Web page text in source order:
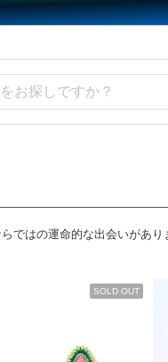
はの運命的な出会いがあ
SOLD OUT